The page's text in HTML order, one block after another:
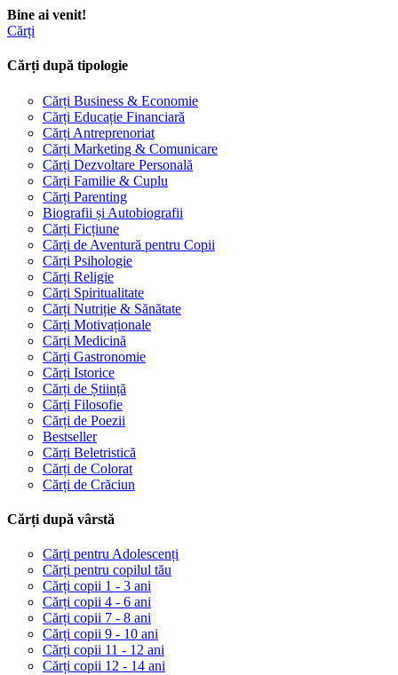
Bine ai venit!
Cărți
Cărți după tipologie
Cărți Business & Economie
Cărți Educație Financiară
Cărți Antreprenoriat
Cărți Marketing & Comunicare
Cărți Dezvoltare Personală
Cărți Familie & Cuplu
Cărți Parenting
Biografii și Autobiografii
Cărți Ficțiune
Cărți de Aventură pentru Copii
Cărți Psihologie
Cărți Religie
Cărți Spiritualitate
Cărți Nutriție & Sănătate
Cărți Motivaționale
Cărți Medicină
Cărți Gastronomie
Cărți Istorice
Cărți de Știință
Cărți Filosofie
Cărți de Poezii
Bestseller
Cărți Beletristică
Cărți de Colorat
Cărți de Crăciun
Cărți după vârstă
Cărți pentru Adolescenți
Cărți pentru copilul tău
Cărți copii 1 - 3 ani
Cărți copii 4 - 6 ani
Cărți copii 7 - 8 ani
Cărți copii 9 - 10 ani
Cărți copii 11 - 12 ani
Cărți copii 12 - 14 ani